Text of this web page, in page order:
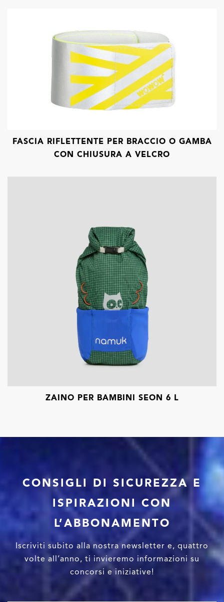
FASCIA RIFLETTENTE PER BRACCIO O GAMBA
CON CHIUSURA A VELCRO
ZAINO PER BAMBINI SEON 6 L
CONSIGLI DI SICUREZZA E
ISPIRAZIONI CON
L’ABBONAMENTO
Iscriviti subito alla nostra newsletter e, quattro
volte all’anno, ti invieremo informazioni su
concorsi e iniziative!